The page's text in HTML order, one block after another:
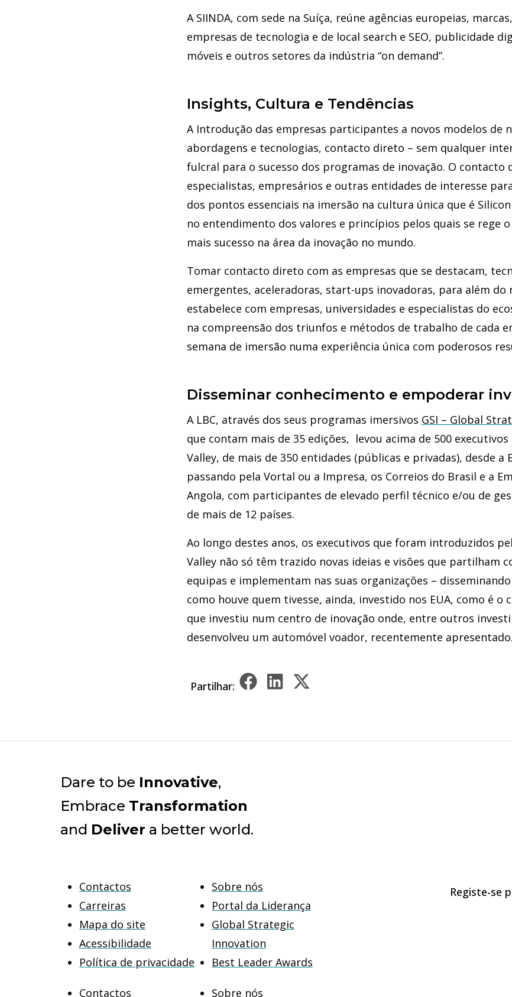
A SIINDA, com sede na Suíça, reúne agências europeias,
empresas de tecnologia e de local search e SEO, publicidade
móveis e outros setores da indústria “on demand”.
Insights, Cultura e Tendências
A Introdução das empresas participantes a novos modelos de
abordagens e tecnologias, contacto direto – sem qualquer
fulcral para o sucesso dos programas de inovação. O contacto
especialistas, empresários e outras entidades de interesse
dos pontos essenciais na imersão na cultura única que é
no entendimento dos valores e princípios pelos quais se rege
mais sucesso na área da inovação no mundo.
Tomar contacto direto com as empresas que se destacam,
emergentes, aceleradoras, start-ups inovadoras, para além do
estabelece com empresas, universidades e especialistas do
na compreensão dos triunfos e métodos de trabalho de cada
semana de imersão numa experiência única com poderosos
Disseminar conhecimento e empoderar
A LBC, através dos seus programas imersivos GSI – Global
que contam mais de 35 edições, levou acima de 500
Valley, de mais de 350 entidades (públicas e privadas), desde a
passando pela Vortal ou a Impresa, os Correios do Brasil e a
Angola, com participantes de elevado perfil técnico e/ou de
de mais de 12 países.
Ao longo destes anos, os executivos que foram introduzidos
Valley não só têm trazido novas ideias e visões que partilham
equipas e implementam nas suas organizações –
como houve quem tivesse, ainda, investido nos EUA, como é o
que investiu num centro de inovação onde, entre outros
desenvolveu um automóvel voador, recentemente apresentado.
Partilhar:
Dare to be Innovative,
Embrace Transformation
and Deliver a better world.
Contactos
Carreiras
Mapa do site
Acessibilidade
Política de privacidade
Sobre nós
Portal da Liderança
Global Strategic
Innovation
Best Leader Awards
Contactos Sobre nós
Registe-se